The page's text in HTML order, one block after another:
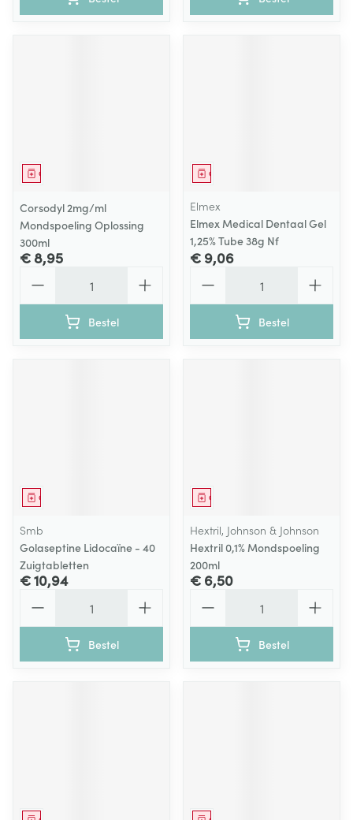
Geneesmiddel
Corsodyl 2mg/ml
Mondspoeling Oplossing
300ml
€ 8,95
Bestel
Geneesmiddel
Elmex
Elmex Medical Dentaal Gel
1,25% Tube 38g Nf
€ 9,06
Bestel
Geneesmiddel
Smb
Golaseptine Lidocaïne - 40
Zuigtabletten
€ 10,94
Bestel
Geneesmiddel
Hextril, Johnson & Johnson
Hextril 0,1% Mondspoeling
200ml
€ 6,50
Bestel